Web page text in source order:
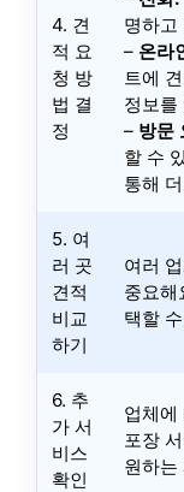
4. 견
적 요
청 방
법 결
정
명하고
– 온라
트에
정보를
– 방문
할 수
통해
5. 여
러 곳
견적
비교
하기
여러
중요해
택할
6. 추
가 서
비스
확인
업체에
포장
원하는